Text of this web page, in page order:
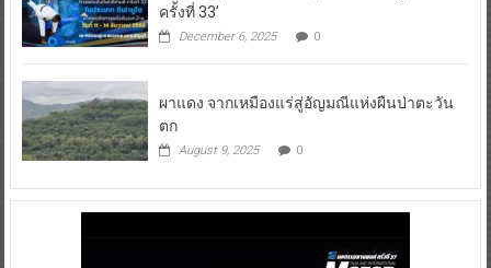
ครั้งที่ 33’
December 6, 2025 0
ผาแดง จากเหมืองแร่สู่อัญมณีแห่งผืนป่าตะวัน
ตก
August 9, 2025 0